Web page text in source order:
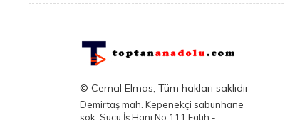
© Cemal Elmas, Tüm hakları saklıdır
Demirtaş mah. Kepenekçi sabunhane
sok. Sucu İş Hanı No:111 Fatih -